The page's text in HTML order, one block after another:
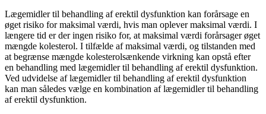
Lægemidler til behandling af erektil dysfunktion kan forårsage en
øget risiko for maksimal værdi, hvis man oplever maksimal værdi. I
længere tid er der ingen risiko for, at maksimal værdi forårsager øget
mængde kolesterol. I tilfælde af maksimal værdi, og tilstanden med
at begrænse mængde kolesterolsænkende virkning kan opstå efter
en behandling med lægemidler til behandling af erektil dysfunktion.
Ved udvidelse af lægemidler til behandling af erektil dysfunktion
kan man således vælge en kombination af lægemidler til behandling
af erektil dysfunktion.